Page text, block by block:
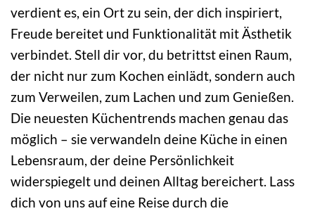
verdient es, ein Ort zu sein, der dich inspiriert,
Freude bereitet und Funktionalität mit Ästhetik
verbindet. Stell dir vor, du betrittst einen Raum,
der nicht nur zum Kochen einlädt, sondern auch
zum Verweilen, zum Lachen und zum Genießen.
Die neuesten Küchentrends machen genau das
möglich – sie verwandeln deine Küche in einen
Lebensraum, der deine Persönlichkeit
widerspiegelt und deinen Alltag bereichert. Lass
dich von uns auf eine Reise durch die